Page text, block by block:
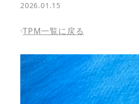
2026.01.15
TPM一覧に戻る